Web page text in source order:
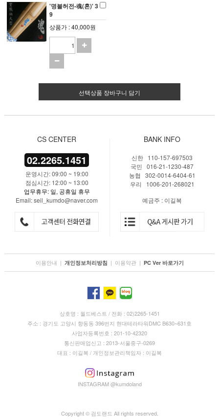
'명불허전-魂(혼)' 3
9
상품가 : 40,000원
선택상품 장바구니 담기
CS CENTER
02.2265.1451
운영시간: 09:00 ~ 19:00
점심시간: 12:00 ~ 13:00
업무휴무: 일, 공휴일 휴무
Email: seil_kumdo@naver.com
BANK INFO
신한 110-157-697503
국민 016-21-1230-487
농협 302-0014-6404-61
우리 1006-201-268021
예금주 : 이길복
이용안내 | 개인정보처리방침 | 이용약관 | PC Ver 바로가기
상호명 : 월드베스트 / 전화 : 02)2265-1451
주소 : 경기도 고양시 향동동 396번지 현대테라타워DMC B630~631호
사업자등록번호 : 201-10-42320
통신판매업신고 : 2013-서울중구-0269
대표 : 이길복 / 개인정보관리책임자 : 이길복
INSTAGRAM @kumdoland
Copyright © 검도랜드 All rights reserved.